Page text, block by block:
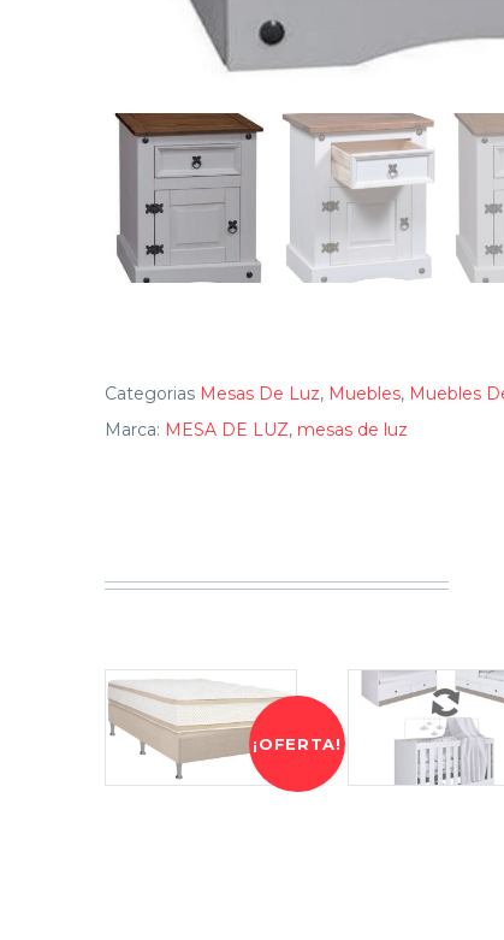
Categorias Mesas De Luz, Muebles, Muebles
Marca: MESA DE LUZ, mesas de luz
¡OFERTA!